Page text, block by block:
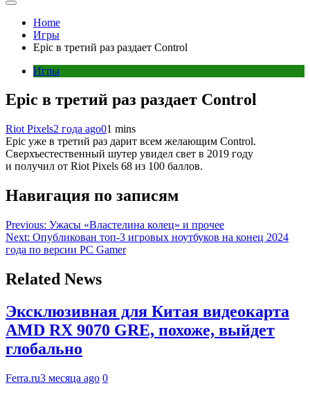
Home
Игры
Epic в третий раз раздает Control
Игры
Epic в третий раз раздает Control
Riot Pixels2 года ago01 mins
Epic уже в третий раз дарит всем желающим Control.
Сверхъестественный шутер увидел свет в 2019 году
и получил от Riot Pixels 68 из 100 баллов.
Навигация по записям
Previous: Ужасы «Властелина колец» и прочее
Next: Опубликован топ-3 игровых ноутбуков на конец 2024
года по версии PC Gamer
Related News
Эксклюзивная для Китая видеокарта
AMD RX 9070 GRE, похоже, выйдет
глобально
Ferra.ru3 месяца ago 0